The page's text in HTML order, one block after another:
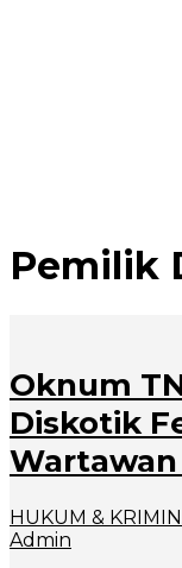
Pemilik
Oknum
Diskotik
HUKUM &
Admin